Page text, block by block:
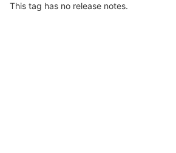
This tag has no release notes.